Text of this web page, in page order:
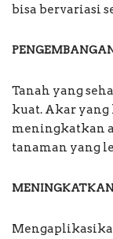
bisa bervariasi
Tanah yang
kuat. Akar
meningkatkan
tanaman yang